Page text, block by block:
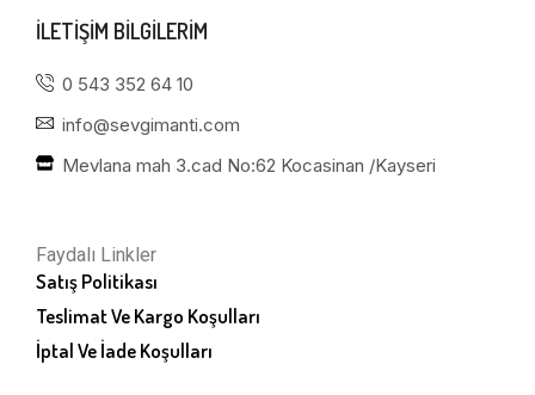
ILETIŞIM BILGILERIM
0 543 352 64 10
info@sevgimanti.com
Mevlana mah 3.cad No:62 Kocasinan /Kayseri
Faydalı Linkler
Satış Politikası
Teslimat Ve Kargo Koşulları
İptal Ve İade Koşulları